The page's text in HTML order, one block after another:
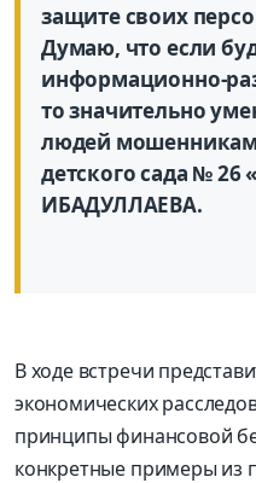
защите своих
Думаю, что если
информационно-
то значительно
людей
детского сада № 26
ИБАДУЛЛАЕВА.
В ходе встречи
экономических
принципы финансовой
конкретные примеры из